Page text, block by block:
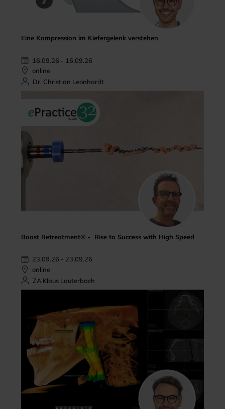
Eine Kompression im Kiefergelenk verstehen
16.09.26 - 16.09.26
online
Dr. Christian Leonhardt
Boost Retreatment® - Rise to Success with High Speed
23.09.26 - 23.09.26
online
ZA Klaus Lauterbach